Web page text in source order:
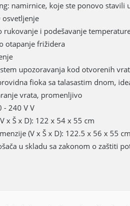
namirnice, koje ste ponovo
osvetljenje
rukovanje i podešavanje
otapanje frižidera
upozoravanja kod otvorenih
fioka sa talasastim dnom,
vrata, promenljivo
- 240 V V
x Š x D): 122 x 54 x 55 cm
(V x Š x D): 122.5 x 56 x 55 cm
u skladu sa zakonom o zaštiti